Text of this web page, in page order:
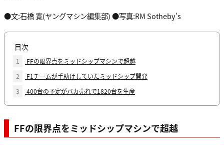
●文:石橋 寛(ヤングマシン編集部) ●写真:RM Sotheby’s
目次
1
FFの限界点をミッドシップマシンで超越
2
F1チームが手助けしていたミッドシップ開発
3
400台の予定がバカ売れで1820台を生産
FFの限界点をミッドシップマシンで超越